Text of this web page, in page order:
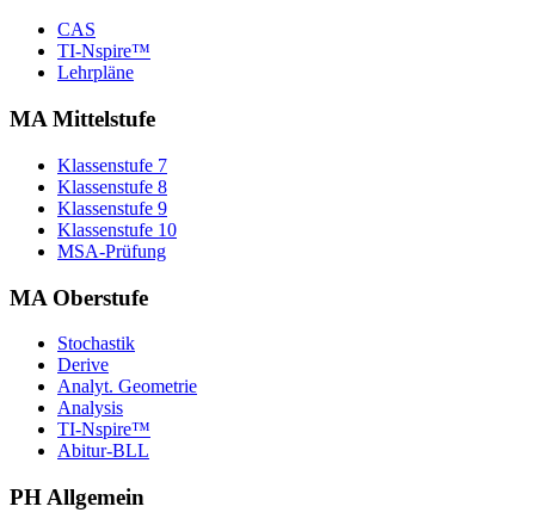
CAS
TI-Nspire™
Lehrpläne
MA Mittelstufe
Klassenstufe 7
Klassenstufe 8
Klassenstufe 9
Klassenstufe 10
MSA-Prüfung
MA Oberstufe
Stochastik
Derive
Analyt. Geometrie
Analysis
TI-Nspire™
Abitur-BLL
PH Allgemein